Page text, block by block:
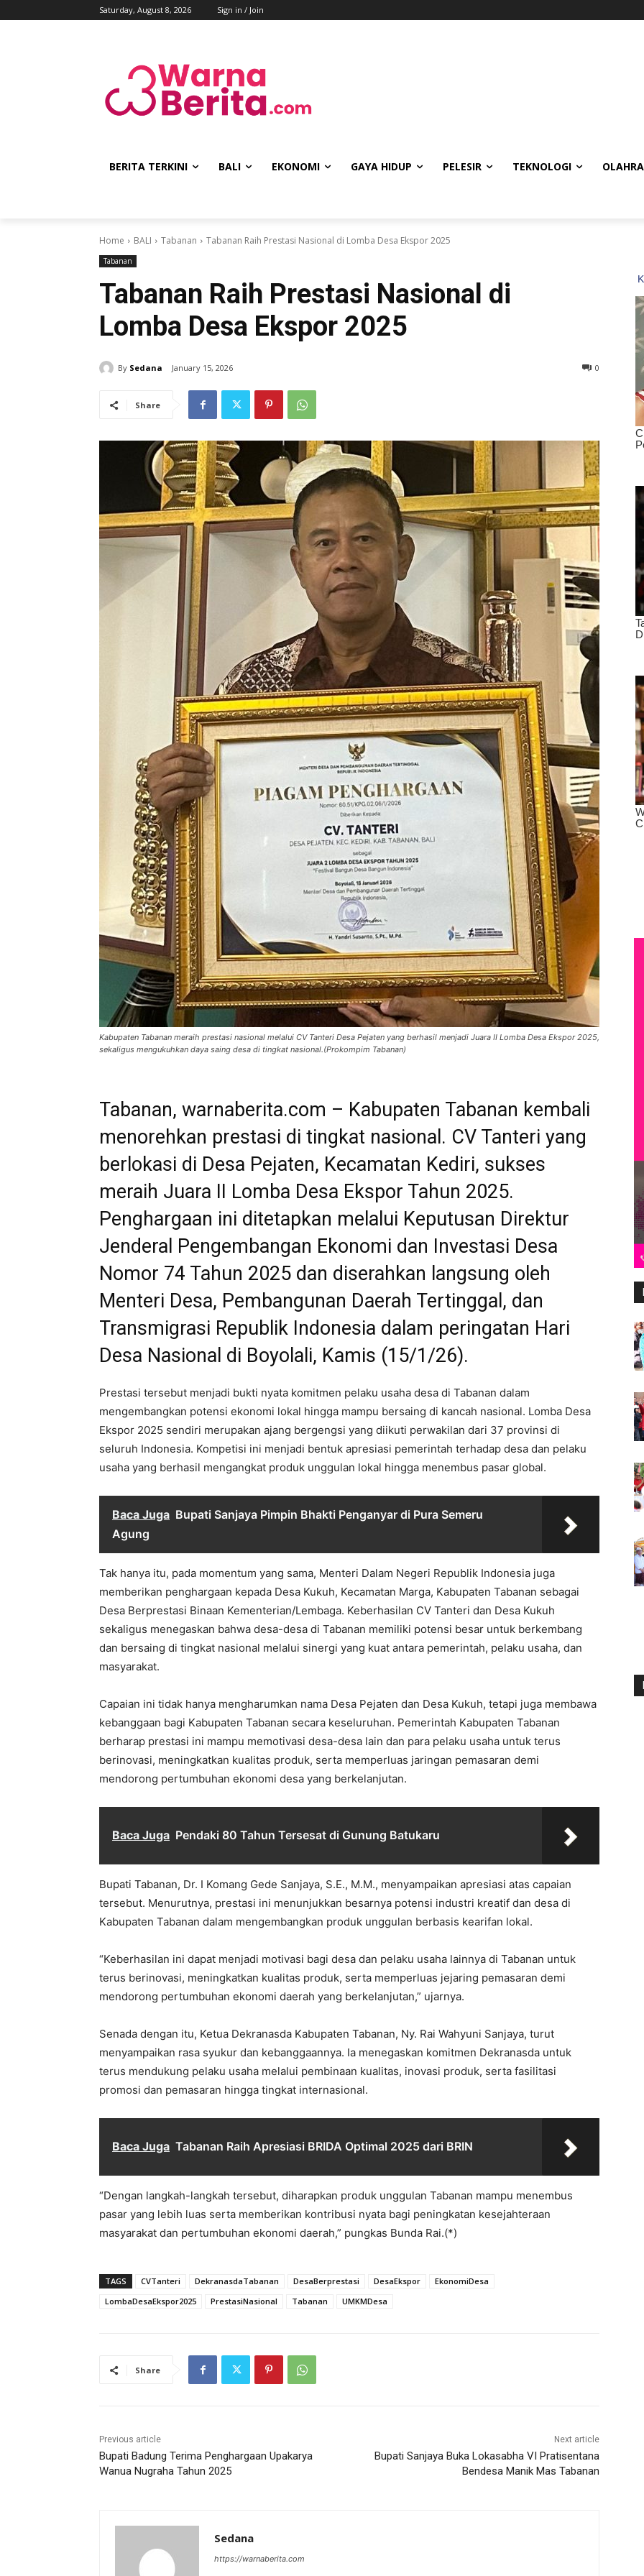
Saturday, August 8, 2026 Sign in / Join
BERITA TERKINI BALI EKONOMI GAYA HIDUP PELESIR TEKNOLOGI
Home BALI Tabanan Tabanan Raih Prestasi Nasional di Lomba Desa Ekspor 2025
Tabanan
Tabanan Raih Prestasi Nasional di
Lomba Desa Ekspor 2025
By Sedana January 15, 2026 0
Share
Kabupaten Tabanan meraih prestasi nasional melalui CV Tanteri Desa Pejaten yang berhasil menjadi Juara II Lomba Desa Ekspor 2025,
sekaligus mengukuhkan daya saing desa di tingkat nasional.(Prokompim Tabanan)
Tabanan, warnaberita.com – Kabupaten Tabanan kembali
menorehkan prestasi di tingkat nasional. CV Tanteri yang
berlokasi di Desa Pejaten, Kecamatan Kediri, sukses
meraih Juara II Lomba Desa Ekspor Tahun 2025.
Penghargaan ini ditetapkan melalui Keputusan Direktur
Jenderal Pengembangan Ekonomi dan Investasi Desa
Nomor 74 Tahun 2025 dan diserahkan langsung oleh
Menteri Desa, Pembangunan Daerah Tertinggal, dan
Transmigrasi Republik Indonesia dalam peringatan Hari
Desa Nasional di Boyolali, Kamis (15/1/26).
Prestasi tersebut menjadi bukti nyata komitmen pelaku usaha desa di Tabanan dalam
mengembangkan potensi ekonomi lokal hingga mampu bersaing di kancah nasional. Lomba Desa
Ekspor 2025 sendiri merupakan ajang bergengsi yang diikuti perwakilan dari 37 provinsi di
seluruh Indonesia. Kompetisi ini menjadi bentuk apresiasi pemerintah terhadap desa dan pelaku
usaha yang berhasil mengangkat produk unggulan lokal hingga menembus pasar global.
Baca Juga Bupati Sanjaya Pimpin Bhakti Penganyar di Pura Semeru
Agung
Tak hanya itu, pada momentum yang sama, Menteri Dalam Negeri Republik Indonesia juga
memberikan penghargaan kepada Desa Kukuh, Kecamatan Marga, Kabupaten Tabanan sebagai
Desa Berprestasi Binaan Kementerian/Lembaga. Keberhasilan CV Tanteri dan Desa Kukuh
sekaligus menegaskan bahwa desa-desa di Tabanan memiliki potensi besar untuk berkembang
dan bersaing di tingkat nasional melalui sinergi yang kuat antara pemerintah, pelaku usaha, dan
masyarakat.
Capaian ini tidak hanya mengharumkan nama Desa Pejaten dan Desa Kukuh, tetapi juga membawa
kebanggaan bagi Kabupaten Tabanan secara keseluruhan. Pemerintah Kabupaten Tabanan
berharap prestasi ini mampu memotivasi desa-desa lain dan para pelaku usaha untuk terus
berinovasi, meningkatkan kualitas produk, serta memperluas jaringan pemasaran demi
mendorong pertumbuhan ekonomi desa yang berkelanjutan.
Baca Juga Pendaki 80 Tahun Tersesat di Gunung Batukaru
Bupati Tabanan, Dr. I Komang Gede Sanjaya, S.E., M.M., menyampaikan apresiasi atas capaian
tersebut. Menurutnya, prestasi ini menunjukkan besarnya potensi industri kreatif dan desa di
Kabupaten Tabanan dalam mengembangkan produk unggulan berbasis kearifan lokal.
“Keberhasilan ini dapat menjadi motivasi bagi desa dan pelaku usaha lainnya di Tabanan untuk
terus berinovasi, meningkatkan kualitas produk, serta memperluas jejaring pemasaran demi
mendorong pertumbuhan ekonomi daerah yang berkelanjutan,” ujarnya.
Senada dengan itu, Ketua Dekranasda Kabupaten Tabanan, Ny. Rai Wahyuni Sanjaya, turut
menyampaikan rasa syukur dan kebanggaannya. Ia menegaskan komitmen Dekranasda untuk
terus mendukung pelaku usaha melalui pembinaan kualitas, inovasi produk, serta fasilitasi
promosi dan pemasaran hingga tingkat internasional.
Baca Juga Tabanan Raih Apresiasi BRIDA Optimal 2025 dari BRIN
“Dengan langkah-langkah tersebut, diharapkan produk unggulan Tabanan mampu menembus
pasar yang lebih luas serta memberikan kontribusi nyata bagi peningkatan kesejahteraan
masyarakat dan pertumbuhan ekonomi daerah,” pungkas Bunda Rai.(*)
TAGS CVTanteri DekranasdaTabanan DesaBerprestasi DesaEkspor
EkonomiDesa
LombaDesaEkspor2025
PrestasiNasional Tabanan UMKMDesa
Share
Previous article
Bupati Badung Terima Penghargaan Upakarya
Wanua Nugraha Tahun 2025
Next article
Bupati Sanjaya Buka Lokasabha VI Pratisentana
Bendesa Manik Mas Tabanan
Sedana
https://warnaberita.com